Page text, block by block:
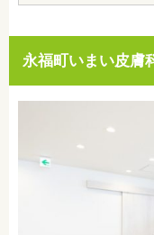
永福町いまい皮膚